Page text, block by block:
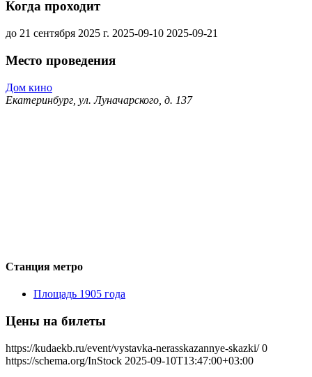
Когда проходит
до 21 сентября 2025 г. 2025-09-10 2025-09-21
Место проведения
Дом кино
Екатеринбург, ул. Луначарского, д. 137
Станция метро
Площадь 1905 года
Цены на билеты
https://kudaekb.ru/event/vystavka-nerasskazannye-skazki/ 0
https://schema.org/InStock 2025-09-10T13:47:00+03:00